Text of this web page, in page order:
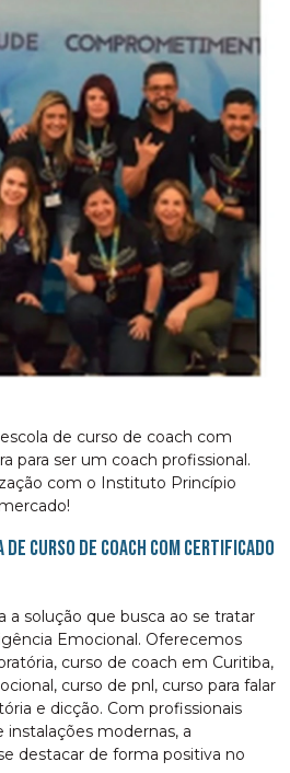
de curso de coach com
para ser um coach profissional.
com o Instituto Princípio
de curso de coach com certificado
a solução que busca ao se tratar
Emocional. Oferecemos
curso de coach em Curitiba,
curso de pnl, curso para falar
e dicção. Com profissionais
modernas, a
destacar de forma positiva no